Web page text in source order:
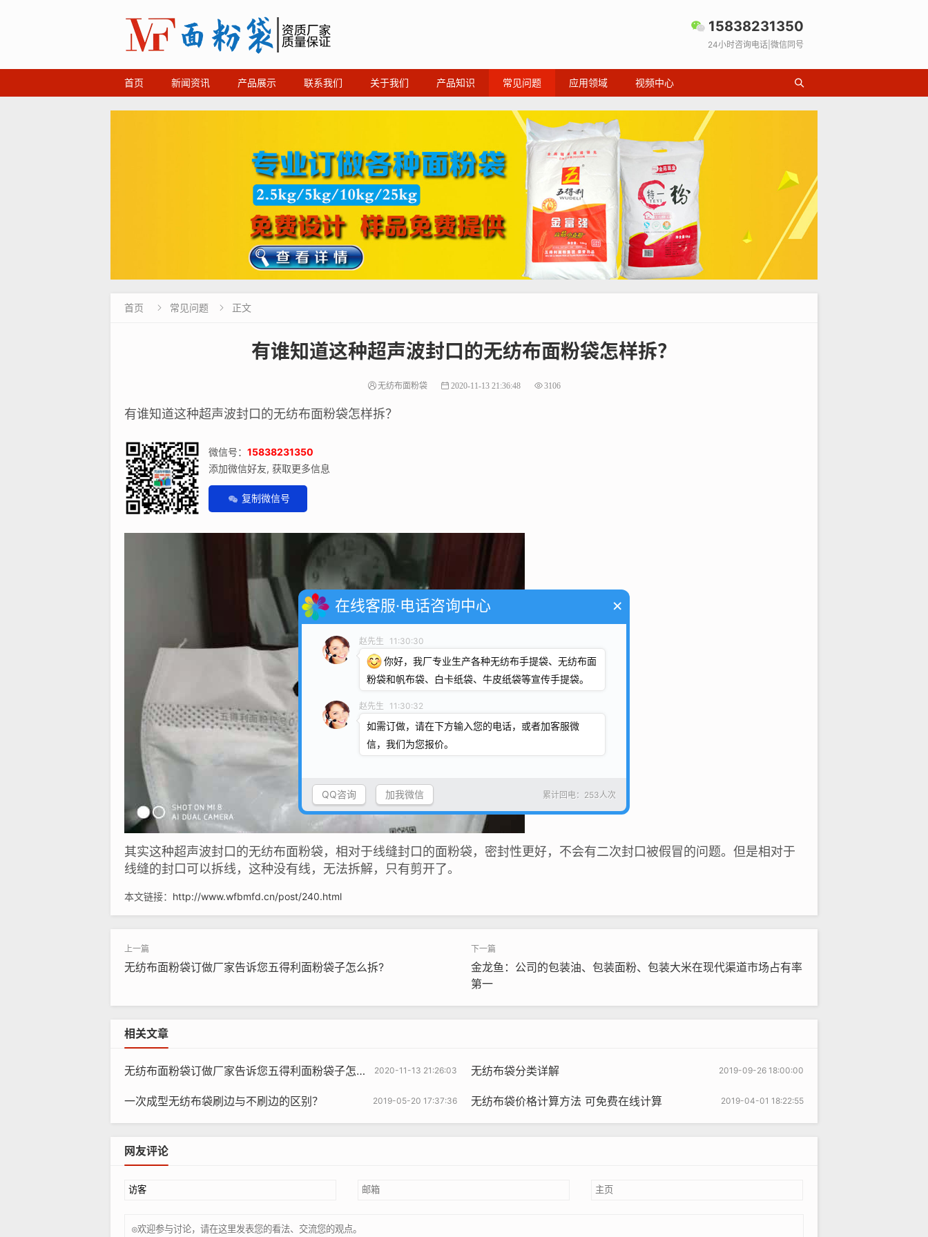
15838231350
24小时咨询电话|微信同号
首页 新闻资讯 产品展示 联系我们 关于我们 产品知识 常见问题 应用领域 视频中心
首页  常见问题  正文
有谁知道这种超声波封口的无纺布面粉袋怎样拆？
无纺布面粉袋 2020-11-13 21:36:48 3106
有谁知道这种超声波封口的无纺布面粉袋怎样拆？
微信号： 15838231350
添加微信好友, 获取更多信息
复制微信号
其实这种超声波封口的无纺布面粉袋，相对于线缝封口的面粉袋，密封性更好，不会有二次封口被假冒的问题。但是相对于
线缝的封口可以拆线，这种没有线，无法拆解，只有剪开了。
本文链接： http://www.wfbmfd.cn/post/240.html
无纺布面粉袋订做厂家告诉您五得利面粉袋子怎么拆?
金龙鱼：公司的包装油、包装面粉、包装大米在现代渠道市场占有率
第一
相关文章
2020-11-13 21:26:03
无纺布面粉袋订做厂家告诉您五得利面粉袋子怎么拆? 2019-09-26 18:00:00
无纺布袋分类详解
2019-05-20 17:37:36
一次成型无纺布袋刷边与不刷边的区别？ 2019-04-01 18:22:55
无纺布袋价格计算方法 可免费在线计算
网友评论
在线客服·电话咨询中心 ×
赵先生 11:30:30
你好，我厂专业生产各种无纺布手提袋、无纺布面
粉袋和帆布袋、白卡纸袋、牛皮纸袋等宣传手提袋。
赵先生 11:30:32
如需订做，请在下方输入您的电话，或者加客服微
信，我们为您报价。
累计回电：253人次
QQ咨询 加我微信